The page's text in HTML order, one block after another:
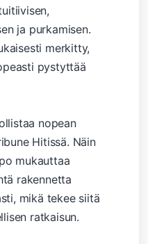
ja purkamisen.
merkitty,
pystyttää
nopean
Hitissä. Näin
mukauttaa
rakennetta
mikä tekee siitä
ratkaisun.